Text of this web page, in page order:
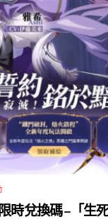
時兌換碼 –「生